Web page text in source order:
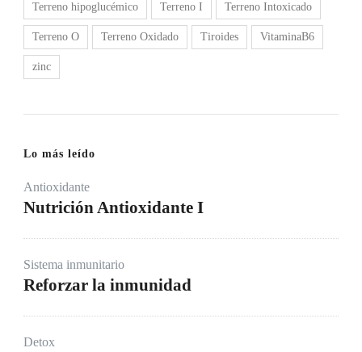
Terreno hipoglucémico Terreno I Terreno Intoxicado
Terreno O Terreno Oxidado Tiroides VitaminaB6
zinc
Lo más leído
Antioxidante
Nutrición Antioxidante I
Sistema inmunitario
Reforzar la inmunidad
Detox